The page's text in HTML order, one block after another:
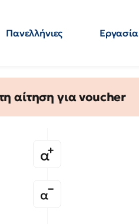
Πανελλήνιες Εργασία
αίτηση για voucher